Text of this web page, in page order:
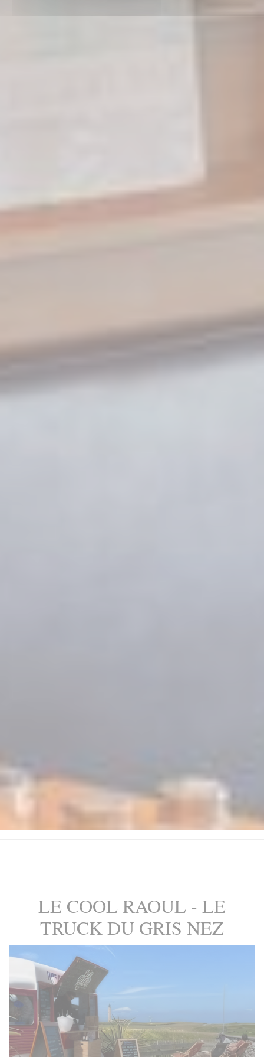
LE COOL RAOUL - LE
TRUCK DU GRIS NEZ